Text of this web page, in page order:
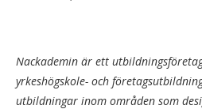
Nackademin är ett
yrkeshögskole- och
utbildningar inom områden som